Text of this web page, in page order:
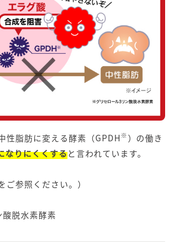
性脂肪に変える酵素（GPDH ※ ）の働き
なりにくくすると言われています。
ご参照ください。）
脱水素酵素